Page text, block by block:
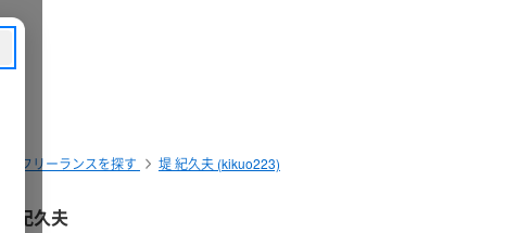
フリーランスを探す 堤 紀久夫 (kikuo223)
堤 紀久夫